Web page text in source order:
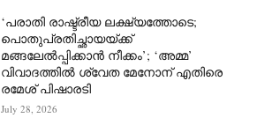
‘പരാതി രാഷ്ട്രീയ ലക്ഷ്യത്തോടെ;
പൊതുപ്രതിച്ഛായയ്ക്ക്
മങ്ങലേല്‍പ്പിക്കാന്‍ നീക്കം’; ‘അമ്മ’
വിവാദത്തില്‍ ശ്വേത മേനോന് എതിരെ
രമേശ് പിഷാരടി
July 28, 2026